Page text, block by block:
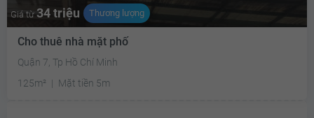
Giá từ 34 triệu Thương lượng
Cho thuê nhà mặt phố
Quận 7, Tp Hồ Chí Minh
125m²
Mặt tiền 5m